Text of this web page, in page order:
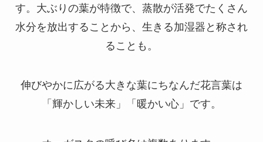
す。大ぶりの葉が特徴で、蒸散が活発でたくさん
水分を放出することから、生きる加湿器と称され
ることも。
伸びやかに広がる大きな葉にちなんだ花言葉は
「輝かしい未来」「暖かい心」です。